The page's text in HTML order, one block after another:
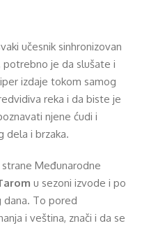
učesnik sinhronizovan
potrebno je da slušate i
izdaje tokom samog
reka i da biste je
njene ćudi i
dela i brzaka.
strane Međunarodne
u sezoni izvode i po
dana. To pored
i veština, znači i da se